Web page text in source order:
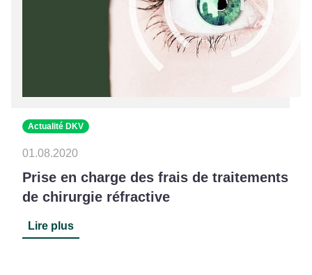
Actualité DKV
01.08.2020
Prise en charge des frais de traitements
de chirurgie réfractive
Lire plus